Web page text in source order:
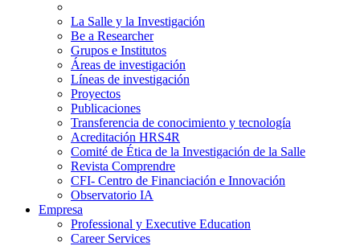
La Salle y la Investigación
Be a Researcher
Grupos e Institutos
Áreas de investigación
Líneas de investigación
Proyectos
Publicaciones
Transferencia de conocimiento y tecnología
Acreditación HRS4R
Comité de Ética de la Investigación de la Salle
Revista Comprendre
CFI- Centro de Financiación e Innovación
Observatorio IA
Empresa
Professional y Executive Education
Career Services